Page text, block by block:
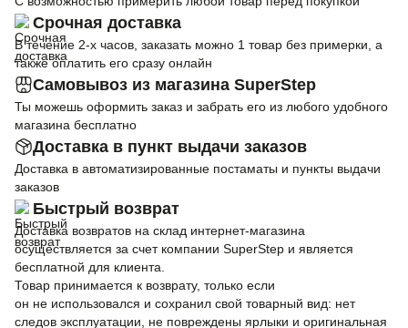
Срочная доставка
В течение 2-х часов, заказать можно 1 товар без примерки, а
также оплатить его сразу онлайн
Самовывоз из магазина SuperStep
Ты можешь оформить заказ и забрать его из любого удобного
магазина бесплатно
Доставка в пункт выдачи заказов
Доставка в автоматизированные постаматы и пункты выдачи
заказов
Быстрый возврат
Доставка возвратов на склад интернет-магазина
осуществляется за счет компании SuperStep и является
бесплатной для клиента.
Товар принимается к возврату, только если
он не использовался и сохранил свой товарный вид: нет
следов эксплуатации, не повреждены ярлыки и оригинальная